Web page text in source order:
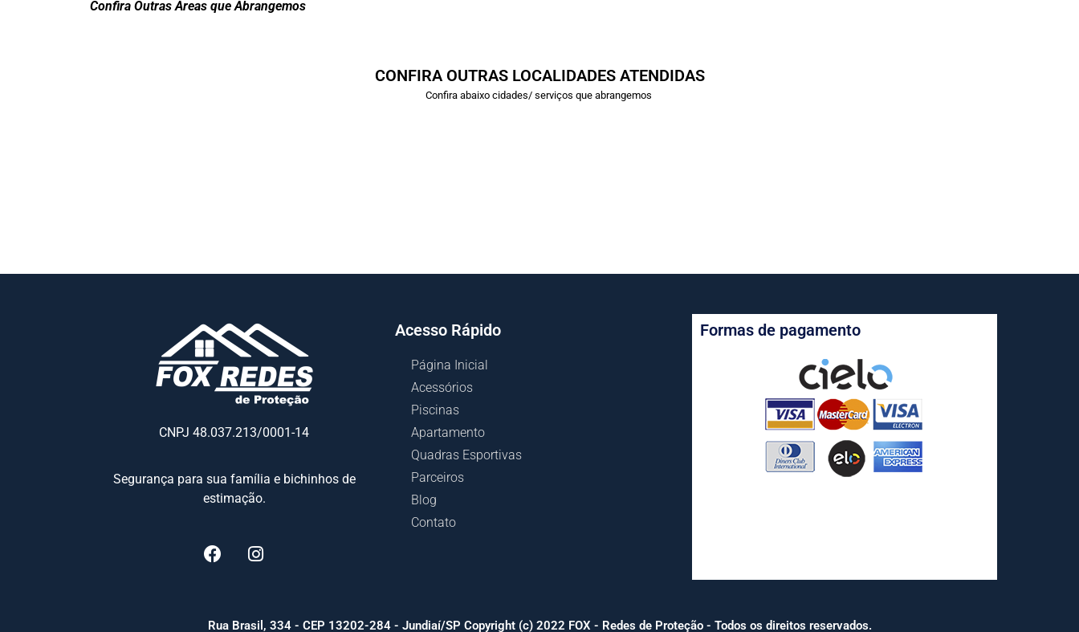
Confira Outras Áreas que Abrangemos
CONFIRA OUTRAS LOCALIDADES ATENDIDAS
Confira abaixo cidades/ serviços que abrangemos
CNPJ 48.037.213/0001-14
Segurança para sua família e bichinhos de
estimação.
Acesso Rápido
Página Inicial
Acessórios
Piscinas
Apartamento
Quadras Esportivas
Parceiros
Blog
Contato
Formas de pagamento
Rua Brasil, 334 - CEP 13202-284 - Jundiaí/SP Copyright (c) 2022 FOX - Redes de Proteção - Todos os direitos reservados.